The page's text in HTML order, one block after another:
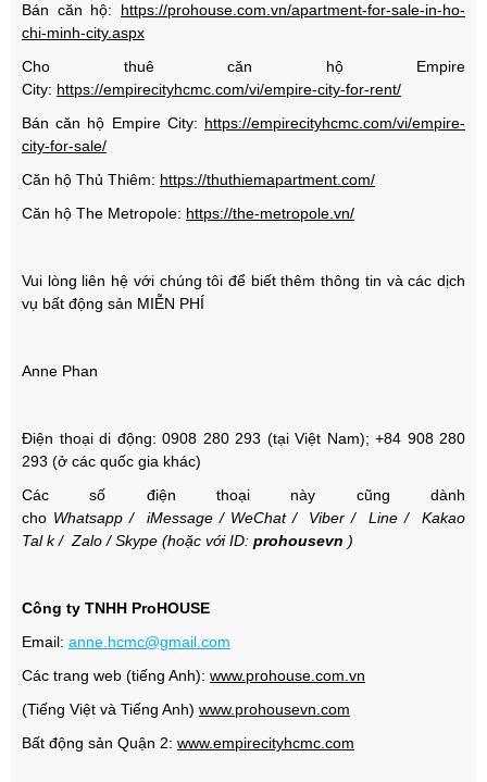
Bán căn hộ: https://prohouse.com.vn/apartment-for-sale-in-ho-
chi-minh-city.aspx
Cho thuê căn hộ Empire
City: https://empirecityhcmc.com/vi/empire-city-for-rent/
Bán căn hộ Empire City: https://empirecityhcmc.com/vi/empire-
city-for-sale/
Căn hộ Thủ Thiêm: https://thuthiemapartment.com/
Căn hộ The Metropole: https://the-metropole.vn/
Vui lòng liên hệ với chúng tôi để biết thêm thông tin và các dịch
vụ bất động sản MIỄN PHÍ
Anne Phan
Điện thoại di động: 0908 280 293 (tại Việt Nam); +84 908 280
293 (ở các quốc gia khác)
Các số điện thoại này cũng dành
cho Whatsapp/ iMessage/ WeChat/ Viber/ Line/
Kakao
Talk / Zalo/ Skype (hoặc với ID: prohousevn )
Công ty TNHH ProHOUSE
Email: anne.hcmc@gmail.com
Các trang web (tiếng Anh): www.prohouse.com.vn
(Tiếng Việt và Tiếng Anh) www.prohousevn.com
Bất động sản Quận 2: www.empirecityhcmc.com